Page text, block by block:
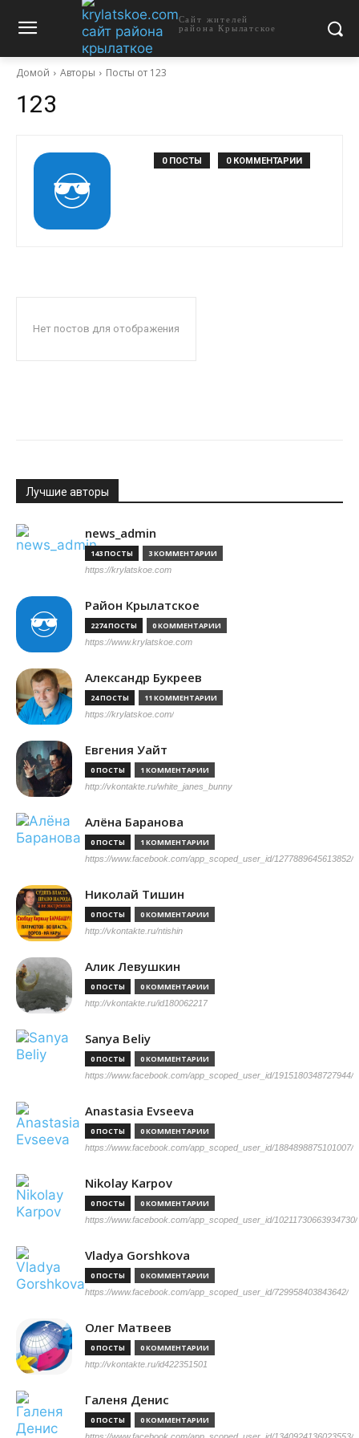
Сайт жителей
района Крылатское
Домой Авторы Посты от 123
123
0 ПОСТЫ 0 КОММЕНТАРИИ
Нет постов для отображения
Лучшие авторы
news_admin
143 ПОСТЫ 3 КОММЕНТАРИИ
https://krylatskoe.com
Район Крылатское
2274 ПОСТЫ 0 КОММЕНТАРИИ
https://www.krylatskoe.com
Александр Букреев
24 ПОСТЫ 11 КОММЕНТАРИИ
https://krylatskoe.com/
Евгения Уайт
0 ПОСТЫ 1 КОММЕНТАРИИ
http://vkontakte.ru/white_janes_bunny
Алёна Баранова
0 ПОСТЫ 1 КОММЕНТАРИИ
https://www.facebook.com/app_scoped_user_id/1277889645613852/
Николай Тишин
0 ПОСТЫ 0 КОММЕНТАРИИ
http://vkontakte.ru/ntishin
Алик Левушкин
0 ПОСТЫ 0 КОММЕНТАРИИ
http://vkontakte.ru/id180062217
Sanya Beliy
0 ПОСТЫ 0 КОММЕНТАРИИ
https://www.facebook.com/app_scoped_user_id/1915180348727944/
Anastasia Evseeva
0 ПОСТЫ 0 КОММЕНТАРИИ
https://www.facebook.com/app_scoped_user_id/1884898875101007/
Nikolay Karpov
0 ПОСТЫ 0 КОММЕНТАРИИ
https://www.facebook.com/app_scoped_user_id/10211730663934730/
Vladya Gorshkova
0 ПОСТЫ 0 КОММЕНТАРИИ
https://www.facebook.com/app_scoped_user_id/729958403843642/
Олег Матвеев
0 ПОСТЫ 0 КОММЕНТАРИИ
http://vkontakte.ru/id422351501
Галеня Денис
0 ПОСТЫ 0 КОММЕНТАРИИ